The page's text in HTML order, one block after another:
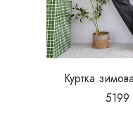
Куртка
5199